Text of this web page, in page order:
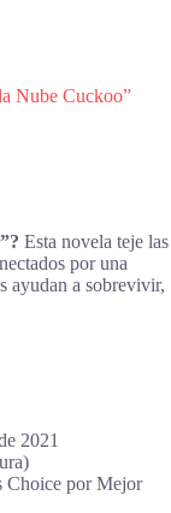
Nube Cuckoo”
Esta novela teje las
por una
ayudan a sobrevivir,
2021
Choice por Mejor